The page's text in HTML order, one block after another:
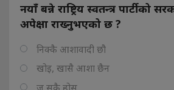
नयाँ बन्ने राष्ट्रिय स्वतन्त्र पार्टीको
अपेक्षा राख्नुभएको छ ?
निक्कै आशावादी छौ
खोइ, खासै आशा छैन